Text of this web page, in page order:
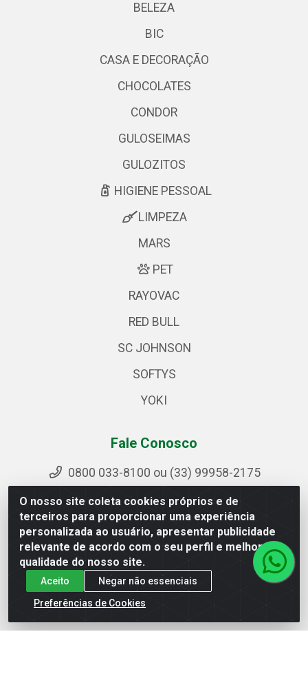
O nosso site coleta cookies próprios e de
terceiros para proporcionar uma experiência
personalizada ao usuário, apresentar publicidade
relevante de acordo com o seu perfil e melhorar a
qualidade do nosso site.
Aceito
Negar não essenciais
Preferências de Cookies
BELEZA
BIC
CASA E DECORAÇÃO
CHOCOLATES
CONDOR
GULOSEIMAS
GULOZITOS
HIGIENE PESSOAL
LIMPEZA
MARS
PET
RAYOVAC
RED BULL
SC JOHNSON
SOFTYS
YOKI
Fale Conosco
0800 033-8100 ou (33) 99958-2175
sac@ipirangamg.com.br
Acompanhe nossas publicações
Ipiranga Distribuição LTDA - Avenida Doutor Jorge
Hannas, 101 - Ponte da Aldeia - Manhuaçu / MG - CEP
36906-440 - CNPJ 25.310.749/0001-66